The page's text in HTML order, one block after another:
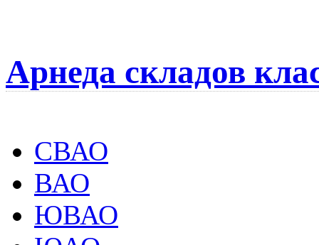
Арнеда складов
СВАО
ВАО
ЮВАО